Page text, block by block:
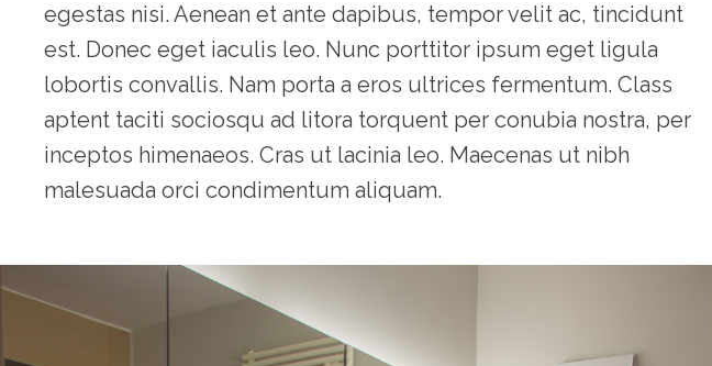
egestas nisi. Aenean et ante dapibus, tempor velit ac, tincidunt
est. Donec eget iaculis leo. Nunc porttitor ipsum eget ligula
lobortis convallis. Nam porta a eros ultrices fermentum. Class
aptent taciti sociosqu ad litora torquent per conubia nostra, per
inceptos himenaeos. Cras ut lacinia leo. Maecenas ut nibh
malesuada orci condimentum aliquam.